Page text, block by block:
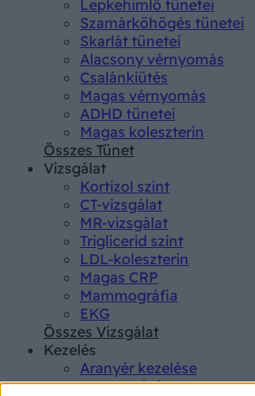
Lepkehimlő tünetei
Szamárköhögés tünetei
Skarlát tünetei
Alacsony vérnyomás
Csalánkiütés
Magas vérnyomás
ADHD tünetei
Magas koleszterin
Összes Tünet
Vizsgálat
Kortizol szint
CT-vizsgálat
MR-vizsgálat
Triglicerid szint
LDL-koleszterin
Magas CRP
Mammográfia
EKG
Összes Vizsgálat
Kezelés
Aranyér kezelése
Kemoterápia